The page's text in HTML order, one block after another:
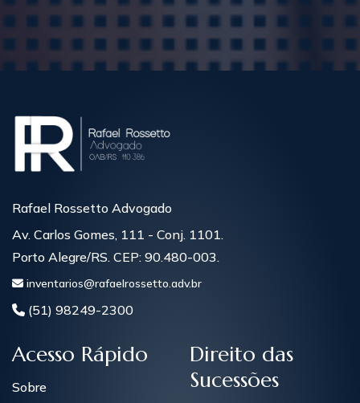
Rafael Rossetto Advogado
Av. Carlos Gomes, 111 - Conj. 1101.
Porto Alegre/RS. CEP: 90.480-003.
inventarios@rafaelrossetto.adv.br
(51) 98249-2300
Acesso Rápido
Sobre
Direito das
Sucessões